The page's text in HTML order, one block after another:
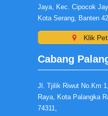
Jaya, Kec. Cipocok
Kota Serang, Banten
Klik
Cabang
Jl. Tjilik Riwut No.Km
Raya, Kota Palangka
74311,